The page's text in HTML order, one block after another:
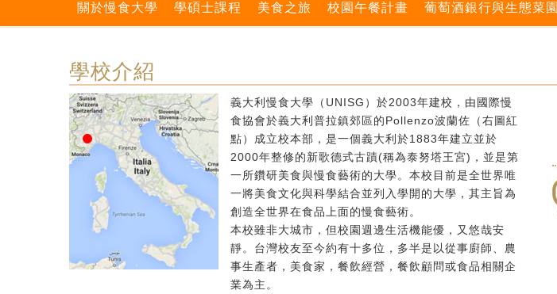
關於慢食大學 學碩士課程 美食之旅 校園午餐計畫 葡萄酒銀行與生態菜園
學校介紹
義大利慢食大學（UNISG）於2003年建校，由國際慢
食協會於義大利普拉鎮郊區的Pollenzo波蘭佐（右圖紅
點）成立校本部，是一個義大利於1883年建立並於
2000年整修的新歌德式古蹟(稱為泰努塔王宮)，並是第
一所鑽研美食與慢食藝術的大學。本校目前是全世界唯
一將美食文化與科學結合並列入學開的大學，其主旨為
創造全世界在食品上面的慢食藝術。
本校雖非大城市，但校園週邊生活機能優，又悠哉安
靜。台灣校友至今約有十多位，多半是以從事廚師、農
事生產者，美食家，餐飲經營，餐飲顧問或食品相關企
業為主。